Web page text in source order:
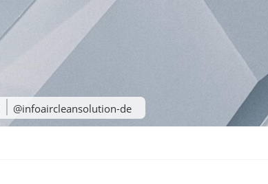
@infoaircleansolution-de